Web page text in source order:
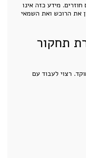
מידע כזה אינו
את הרוכש ואת השמאי
תחקור
רצוי לעבוד עם